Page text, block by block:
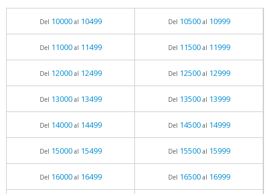
Del 10000al 10499 Del 10500al 10999
Del 11000al 11499 Del 11500al 11999
Del 12000al 12499 Del 12500al 12999
Del 13000al 13499 Del 13500al 13999
Del 14000al 14499 Del 14500al 14999
Del 15000al 15499 Del 15500al 15999
Del 16000al 16499 Del 16500al 16999